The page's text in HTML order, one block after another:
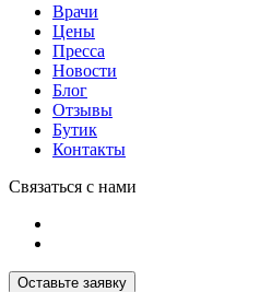
Врачи
Цены
Пресса
Новости
Блог
Отзывы
Бутик
Контакты
Связаться с нами
Оставьте заявку